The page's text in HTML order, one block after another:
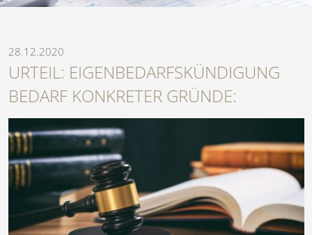
28.12.2020
URTEIL: EIGENBEDARFSKÜNDIGUNG
BEDARF KONKRETER GRÜNDE: